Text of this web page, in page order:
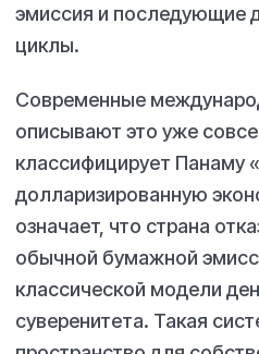
эмиссия и последующие
циклы.
Современные
описывают это уже
классифицирует Панаму
долларизированную
означает, что страна
обычной бумажной
классической модели
суверенитета. Такая